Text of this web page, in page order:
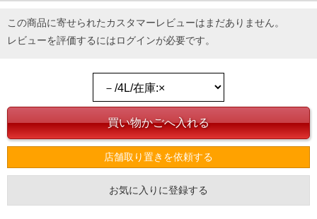
この商品に寄せられたカスタマーレビューはまだありません。
レビューを評価するにはログインが必要です。
店舗取り置きを依頼する
お気に入りに登録する